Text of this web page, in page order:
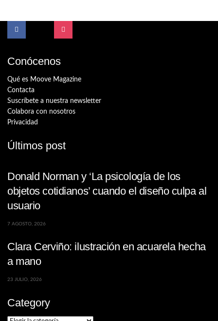
Conócenos
Qué es Moove Magazine
Contacta
Suscríbete a nuestra newsletter
Colabora con nosotros
Privacidad
Últimos post
Donald Norman y ‘La psicología de los
objetos cotidianos’ cuando el diseño culpa al
usuario
7 AGOSTO, 2026
Clara Cerviño: ilustración en acuarela hecha
a mano
23 JULIO, 2026
Category